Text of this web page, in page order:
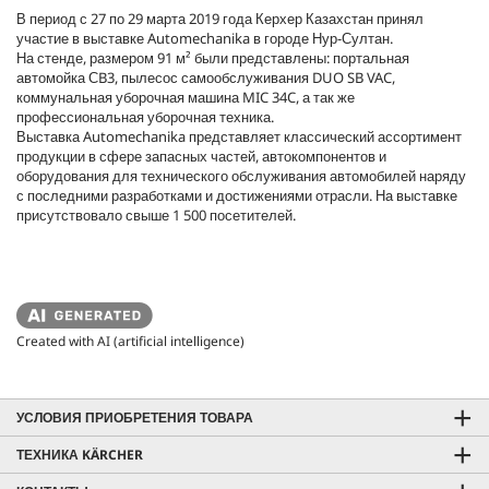
В период с 27 по 29 марта 2019 года Керхер Казахстан принял
участие в выставке Automechanika в городе Нур-Султан.
На стенде, размером 91 м² были представлены: портальная
автомойка СB3, пылесос самообслуживания DUO SB VAC,
коммунальная уборочная машина MIC 34C, а так же
профессиональная уборочная техника.
Выставка Automechanika представляет классический ассортимент
продукции в сфере запасных частей, автокомпонентов и
оборудования для технического обслуживания автомобилей наряду
с последними разработками и достижениями отрасли. На выставке
присутствовало свыше 1 500 посетителей.
Created with AI (artificial intelligence)
УСЛОВИЯ ПРИОБРЕТЕНИЯ ТОВАРА
ТЕХНИКА KÄRCHER